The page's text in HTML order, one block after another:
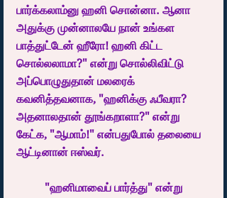
பார்க்கலாம்னு ஹனி சொன்னா. ஆனா
அதுக்கு முன்னாலயே நான் உங்கள
பாத்துட்டேன் ஹீரோ! ஹனி கிட்ட
சொல்லலாமா?" என்று சொல்லிவிட்டு
அப்பொழுதுதான் மலரைக்
கவனித்தவனாக, "ஹனிக்கு ஃபீவரா?
அதனாலதான் தூங்கறாளா?" என்று
கேட்க, "ஆமாம்!" என்பதுபோல் தலையை
ஆட்டினான் ஈஸ்வர்.